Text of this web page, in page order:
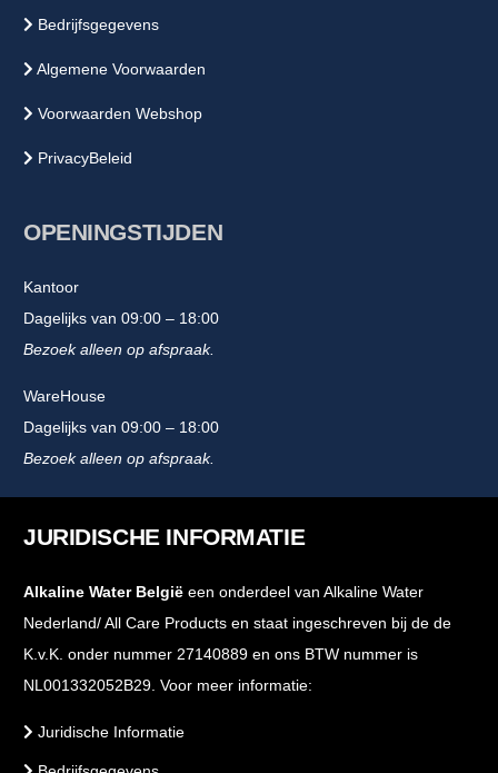
Bedrijfsgegevens
Algemene Voorwaarden
Voorwaarden Webshop
PrivacyBeleid
OPENINGSTIJDEN
Kantoor
Dagelijks van 09:00 – 18:00
Bezoek alleen op afspraak.
WareHouse
Dagelijks van 09:00 – 18:00
Bezoek alleen op afspraak.
JURIDISCHE INFORMATIE
Alkaline Water België een onderdeel van Alkaline Water
Nederland/ All Care Products en staat ingeschreven bij de de
K.v.K. onder nummer 27140889 en ons BTW nummer is
NL001332052B29. Voor meer informatie:
Juridische Informatie